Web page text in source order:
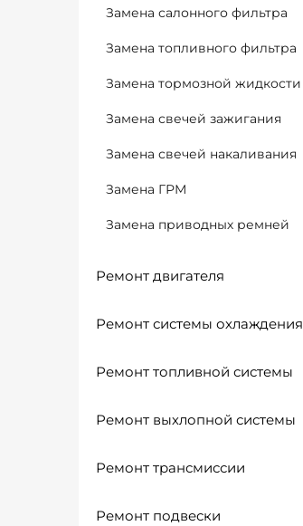
Замена салонного фильтра
Замена топливного фильтра
Замена тормозной жидкости
Замена свечей зажигания
Замена свечей накаливания
Замена ГРМ
Замена приводных ремней
Ремонт двигателя
Ремонт системы охлаждения
Ремонт топливной системы
Ремонт выхлопной системы
Ремонт трансмиссии
Ремонт подвески